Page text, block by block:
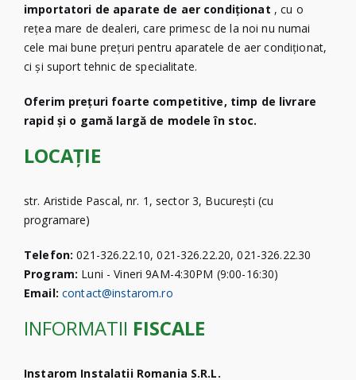
importatori de aparate de aer condiționat , cu o
rețea mare de dealeri, care primesc de la noi nu numai
cele mai bune prețuri pentru aparatele de aer condiționat,
ci și suport tehnic de specialitate.
Oferim prețuri foarte competitive, timp de livrare
rapid și o gamă largă de modele în stoc.
LOCAȚIE
str. Aristide Pascal, nr. 1, sector 3, București (cu
programare)
Telefon: 021-326.22.10, 021-326.22.20, 021-326.22.30
Program: Luni - Vineri 9AM-4:30PM (9:00-16:30)
Email: contact@instarom.ro
INFORMATII FISCALE
Instarom Instalatii Romania S.R.L.